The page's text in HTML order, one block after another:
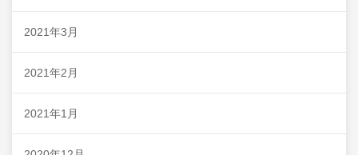
2021年3月
2021年2月
2021年1月